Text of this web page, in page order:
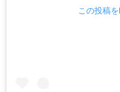
この投稿